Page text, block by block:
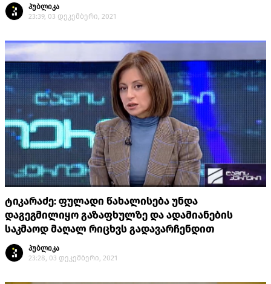
პუბლიკა
23:39, 03 დეკემბერი, 2021
ტიკარაძე: ფულადი წახალისება უნდა
დაგეგმილიყო გაზაფხულზე და ადამიანების
საკმაოდ მაღალ რიცხვს გადავარჩენდით
პუბლიკა
23:28, 03 დეკემბერი, 2021